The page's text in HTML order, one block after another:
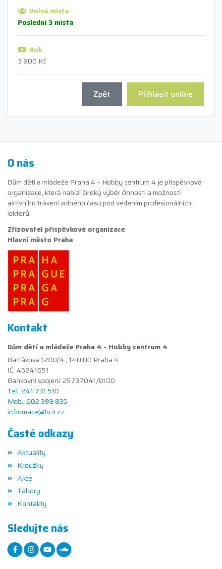
Volná místa
Poslední 3 místa
Rok
3 800 Kč
Přihlásit online
Zpět
O nás
Dům dětí a mládeže Praha 4 – Hobby centrum 4 je příspěvková
organizace, která nabízí široký výběr činností a možností
aktivního trávení volného času pod vedením profesionálních
lektorů.
Zřizovatel příspěvkové organizace
Hlavní město Praha
Kontakt
Dům dětí a mládeže Praha 4 - Hobby centrum 4
Bartákova 1200/4 , 140 00 Praha 4
IČ: 45241651
Bankovní spojení: 25737041/0100
Tel.: 241 731 510
Mob.: 602 399 835
informace@hc4.cz
Časté odkazy
Aktuality
Kroužky
Akce
Tábory
Kontakty
Sledujte nás